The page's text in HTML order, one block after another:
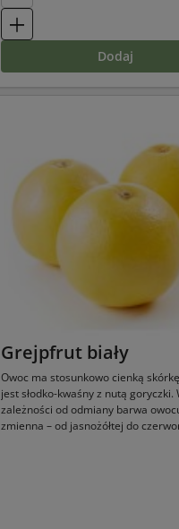
dodaj
Grejpfrut biały
Owoc ma stosunkowo cienką
jest słodko-kwaśny z nutą goryczki.
zależności od odmiany barwa
zmienna – od jasnożółtej do